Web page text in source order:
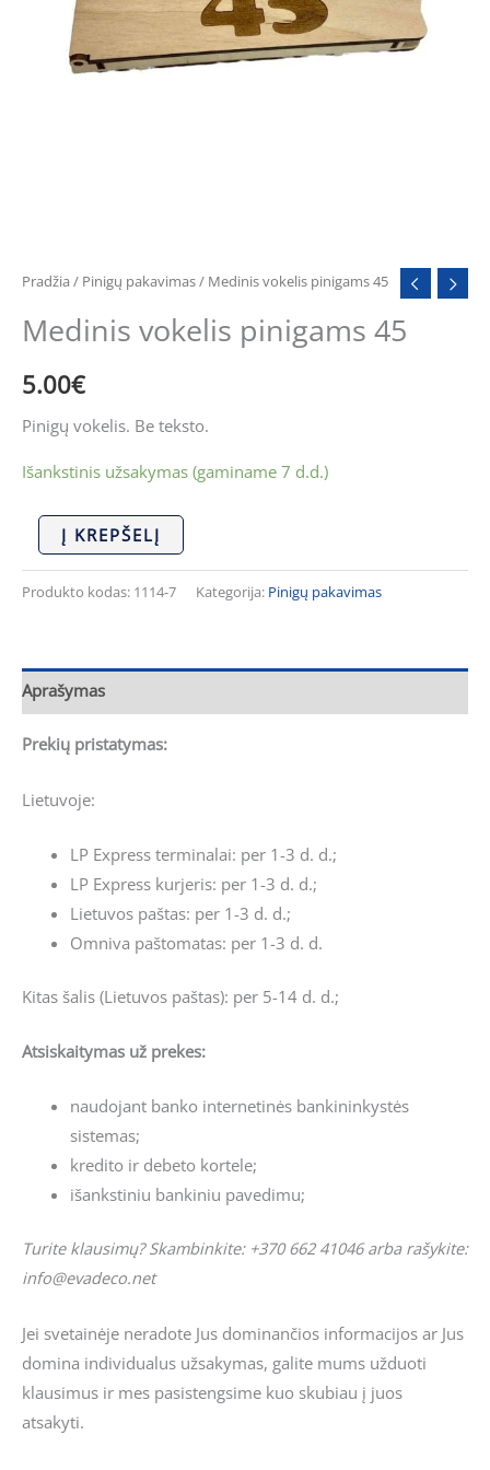
Pradžia / Pinigų pakavimas/ Medinis vokelis pinigams 45
Medinis vokelis pinigams 45
5.00€
Pinigų vokelis. Be teksto.
Išankstinis užsakymas (gaminame 7 d.d.)
Į KREPŠELĮ
Produkto kodas: 1114-7 Kategorija: Pinigų pakavimas
Aprašymas
Prekių pristatymas:
Lietuvoje:
LP Express terminalai: per 1-3 d. d.;
LP Express kurjeris: per 1-3 d. d.;
Lietuvos paštas: per 1-3 d. d.;
Omniva paštomatas: per 1-3 d. d.
Kitas šalis (Lietuvos paštas): per 5-14 d. d.;
Atsiskaitymas už prekes:
naudojant banko internetinės bankininkystės
sistemas;
kredito ir debeto kortele;
išankstiniu bankiniu pavedimu;
Turite klausimų? Skambinkite: +370 662 41046 arba rašykite:
info@evadeco.net
Jei svetainėje neradote Jus dominančios informacijos ar Jus
domina individualus užsakymas, galite mums užduoti
klausimus ir mes pasistengsime kuo skubiau į juos
atsakyti.